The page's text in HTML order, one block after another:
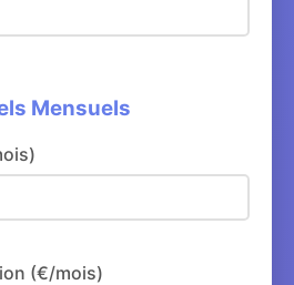
Mensuels
(€/mois)